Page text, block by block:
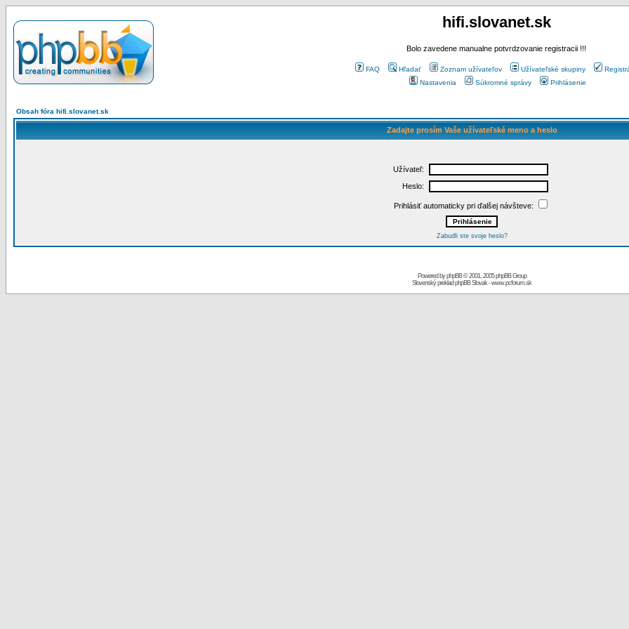
hifi.slovanet.sk
Bolo zavedene manualne potvrdzovanie registracii !!!
FAQ Hľadať Zoznam užívateľov Užívateľské skupiny
Nastavenia
Súkromné správy Prihlásenie
Obsah fóra hifi.slovanet.sk
Zadajte prosím Vaše užívateľské meno a heslo
Užívateľ:
Heslo:
Prihlásiť automaticky pri ďalšej návšteve:
Zabudli ste svoje heslo?
Powered byphpBB© 2001, 2005 phpBB Group
Slovenský preklad phpBB Slovak-www.pcforum.sk